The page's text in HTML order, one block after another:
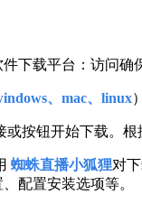
下载平台：访问
、mac、linux
或按钮开始下载。根
蜘蛛直播小狐狸对
配置安装选项等。